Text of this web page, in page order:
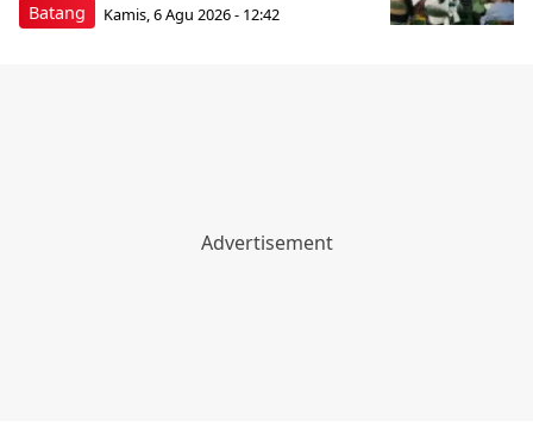
Batang Kamis, 6 Agu 2026 - 12:42